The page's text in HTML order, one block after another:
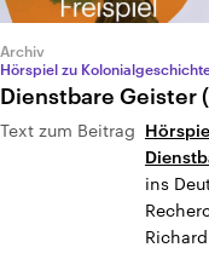
Archiv
Hörspiel zu
Dienstbare Geister
Text zum Beitrag
ins